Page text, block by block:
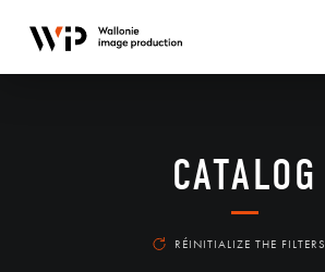
CATALOG
RÉINITIALIZE THE FILTERS